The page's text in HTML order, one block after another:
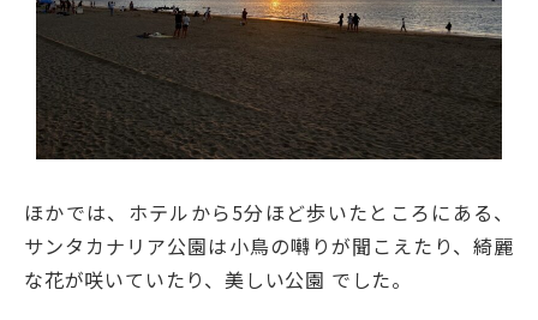
ほかでは、ホテルから5分ほど歩いたところにある、
サンタカナリア公園は小鳥の囀りが聞こえたり、綺麗
な花が咲いていたり、美しい公園 でした。